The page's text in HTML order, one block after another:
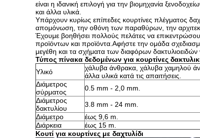
είναι η ιδανική επιλογή για την βιομηχανία
και άλλα υλικά.
Υπάρχουν κυρίως επίπεδες κουρτίνες πλέγματος
απομόνωση, την οθόνη των παραθύρων, την
Έχουμε βοηθήσει πολλούς πελάτες να
προϊόντων και προϊόντα.Αφήστε την ομάδα
μεγέθη και τα σχήματα των διαφόρων
Τύπος πίνακα δεδομένων για κουρτίνες
Υλικό
χάλυβα άνθρακα, χάλυβα χαμηλού
άλλα υλικά κατά τις απαιτήσεις.
Διάμετρος
σύρματος
0.5 mm - 2,0 mm.
Διάμετρος
δακτυλίου
3.8 mm - 24 mm.
Διάμετρο
έως 9,6 m.
Διάρκεια
έως 15 m.
Κουτί για κουρτίνες με δαχτυλίδι